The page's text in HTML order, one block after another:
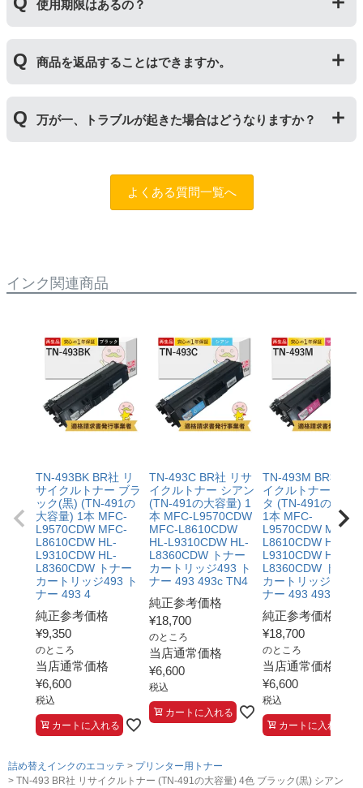
トナーとドラムはそれぞれ印字できる枚数が異なってい
により使用できなくなった場合は、必ず分離してから新
しいものに交換してください。
一部型番は、純正品より多く印刷が可能なエコッテオリ
ジナルの【特別増量版】もございます。
使用期限はあるの？
サイクルトナー/ドラムに限り、レビューをご投稿いただ
くことで保証期間が2年に延長されます。
保証期間の2年以内に使い切るようお願いいたします。
商品を返品することはできますか。
用未開封の場合であっても対応することができません。
ご購入前に商品の型番などをよくご確認ください。な
ますので、お手数ですが当店までお問い合わせくださ
万が一、トラブルが起きた場合はどうなりますか？
問合フォーム
ふたつの保証」を設けておりますので、ご購入
よくある質問一覧へ
インク関連商品
TN-493BK BR社 リ
サイクルトナー ブラ
ック(黒) (TN-491の
大容量) 1本 MFC-
L9570CDW MFC-
L8610CDW HL-
L9310CDW HL-
L8360CDW トナー
カートリッジ493 ト
ナー 493 4
純正参考価格
¥9,350
のところ
当店通常価格
¥6,600
税込
カートに入れる
TN-493C BR社 リサ
イクルトナー シアン
(TN-491の大容量) 1
本 MFC-L9570CDW
MFC-L8610CDW
HL-L9310CDW HL-
L8360CDW トナー
カートリッジ493 ト
ナー 493 493c TN4
純正参考価格
¥18,700
のところ
当店通常価格
¥6,600
税込
カートに入れる
TN-493M BR社 リ
イクルトナー マゼ
タ (TN-491の大容
1本 MFC-
L9570CDW MFC-
L8610CDW HL-
L9310CDW HL-
L8360CDW トナー
カートリッジ493
ナー 493 493m T
純正参考価格
¥18,700
のところ
当店通常価格
¥6,600
税込
カートに入れる
詰め替えインクのエコッテ
プリンター用トナー
TN-493 BR社 リサイクルトナー (TN-491の大容量) 4色 ブラック(黒) シアン